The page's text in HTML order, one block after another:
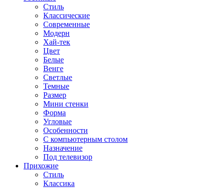
Стиль
Классические
Современные
Модерн
Хай-тек
Цвет
Белые
Венге
Светлые
Темные
Размер
Мини стенки
Форма
Угловые
Особенности
С компьютерным столом
Назначение
Под телевизор
Прихожие
Стиль
Классика